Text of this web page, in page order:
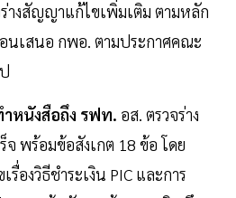
ร่างสัญญาแก้ไขเพิ่มเติม ตามหลัก
นเสนอ กพอ. ตามประกาศคณะ
หนังสือถึง รฟท. อส. ตรวจร่าง
พร้อมข้อสังเกต 18 ข้อ โดย
องวิธีชำระเงิน PIC และการ